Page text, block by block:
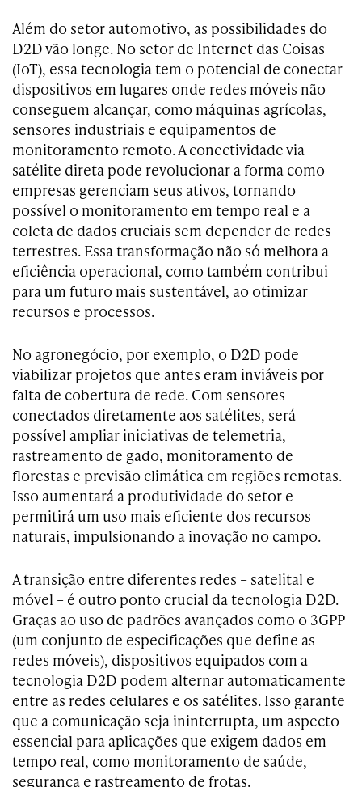
Além do setor automotivo, as possibilidades do
D2D vão longe. No setor de Internet das Coisas
(IoT), essa tecnologia tem o potencial de conectar
dispositivos em lugares onde redes móveis não
conseguem alcançar, como máquinas agrícolas,
sensores industriais e equipamentos de
monitoramento remoto. A conectividade via
satélite direta pode revolucionar a forma como
empresas gerenciam seus ativos, tornando
possível o monitoramento em tempo real e a
coleta de dados cruciais sem depender de redes
terrestres. Essa transformação não só melhora a
eficiência operacional, como também contribui
para um futuro mais sustentável, ao otimizar
recursos e processos.
No agronegócio, por exemplo, o D2D pode
viabilizar projetos que antes eram inviáveis por
falta de cobertura de rede. Com sensores
conectados diretamente aos satélites, será
possível ampliar iniciativas de telemetria,
rastreamento de gado, monitoramento de
florestas e previsão climática em regiões remotas.
Isso aumentará a produtividade do setor e
permitirá um uso mais eficiente dos recursos
naturais, impulsionando a inovação no campo.
A transição entre diferentes redes – satelital e
móvel – é outro ponto crucial da tecnologia D2D.
Graças ao uso de padrões avançados como o 3GPP
(um conjunto de especificações que define as
redes móveis), dispositivos equipados com a
tecnologia D2D podem alternar automaticamente
entre as redes celulares e os satélites. Isso garante
que a comunicação seja ininterrupta, um aspecto
essencial para aplicações que exigem dados em
tempo real, como monitoramento de saúde,
segurança e rastreamento de frotas.